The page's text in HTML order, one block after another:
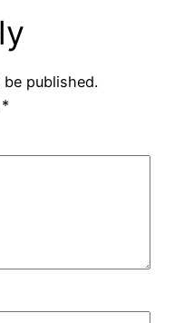
published.
*